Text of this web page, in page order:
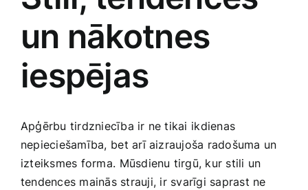
Jaunākie pārdevēji
Pirktākās preces
Raksti
Grāmatas
Gudrā māja
Mājai un remontam
Mājražotājiem
un nākotnes
iespējas
Apģērbu tirdzniecība ir ne tikai ⁤ikdienas
nepieciešamība, ⁤bet arī aizraujoša radošuma un
izteiksmes forma. ⁣Mūsdienu ‌tirgū, kur ‌stili un
tendences mainās strauji,⁢ ir svarīgi saprast ne